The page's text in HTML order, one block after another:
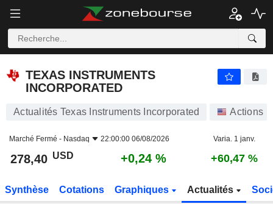
TEXAS INSTRUMENTS
INCORPORATED
Actualités Texas Instruments Incorporated Actions
Marché Fermé - Nasdaq 22:00:00 06/08/2026 Varia. 1 janv.
278,40 USD +0,24 % +60,47 %
Synthèse Cotations Graphiques Actualités